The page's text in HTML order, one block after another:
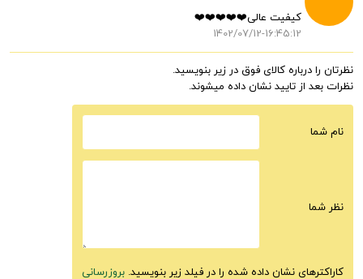
کیفیت عالی❤️❤️❤️❤️❤️
1402/07/12-16:45:12
نظرتان را درباره کالای فوق در زیر بنویسید.
نظرات بعد از تایید نشان داده میشوند.
نام شما
نظر شما
کاراکترهای نشان داده شده را در فیلد زیر بنویسید. بروزرسانی